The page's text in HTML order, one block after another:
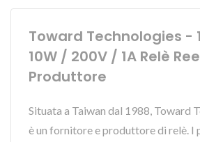
Toward Technologies -
10W / 200V / 1A Relè
Produttore
Situata a Taiwan dal 1988, Toward
è un fornitore e produttore di relè.